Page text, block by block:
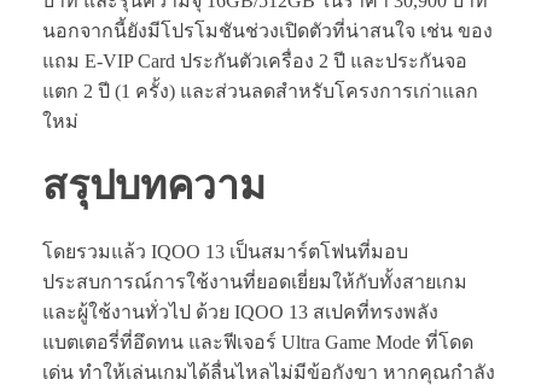
นอกจากนี้ยังมีโปรโมชันช่วงเปิดตัวที่น่าสนใจ เช่น ของ
แถม E-VIP Card ประกันตัวเครื่อง 2 ปี และประกันจอ
แตก 2 ปี (1 ครั้ง) และส่วนลดสำหรับโครงการเก่าแลก
ใหม่
สรุปบทความ
โดยรวมแล้ว IQOO 13 เป็นสมาร์ตโฟนที่มอบ
ประสบการณ์การใช้งานที่ยอดเยี่ยมให้กับทั้งสายเกม
และผู้ใช้งานทั่วไป ด้วย IQOO 13 สเปคที่ทรงพลัง
แบตเตอรี่ที่อึดทน และฟีเจอร์ Ultra Game Mode ที่โดด
เด่น ทำให้เล่นเกมได้ลื่นไหลไม่มีข้อกังขา หากคุณกำลัง